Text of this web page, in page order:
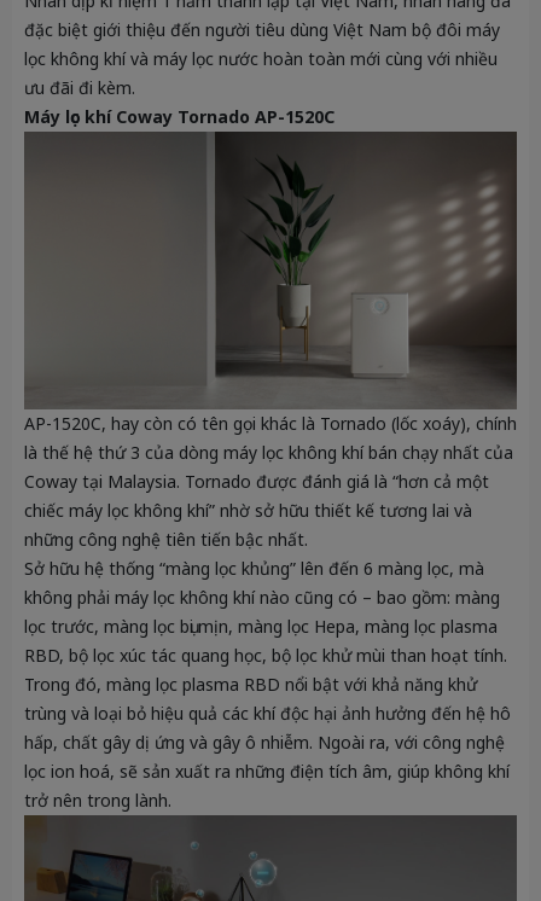
đặc biệt giới thiệu đến người tiêu dùng Việt Nam bộ đôi máy
lọc không khí và máy lọc nước hoàn toàn mới cùng với nhiều
ưu đãi đi kèm.
Máy lọc khí Coway Tornado AP-1520C
AP-1520C, hay còn có tên gọi khác là Tornado (lốc xoáy), chính
là thế hệ thứ 3 của dòng máy lọc không khí bán chạy nhất của
Coway tại Malaysia. Tornado được đánh giá là “hơn cả một
chiếc máy lọc không khí” nhờ sở hữu thiết kế tương lai và
những công nghệ tiên tiến bậc nhất.
Sở hữu hệ thống “màng lọc khủng” lên đến 6 màng lọc, mà
không phải máy lọc không khí nào cũng có – bao gồm: màng
lọc trước, màng lọc bụi mịn, màng lọc Hepa, màng lọc plasma
RBD, bộ lọc xúc tác quang học, bộ lọc khử mùi than hoạt tính.
Trong đó, màng lọc plasma RBD nổi bật với khả năng khử
trùng và loại bỏ hiệu quả các khí độc hại ảnh hưởng đến hệ hô
hấp, chất gây dị ứng và gây ô nhiễm. Ngoài ra, với công nghệ
lọc ion hoá, sẽ sản xuất ra những điện tích âm, giúp không khí
trở nên trong lành.